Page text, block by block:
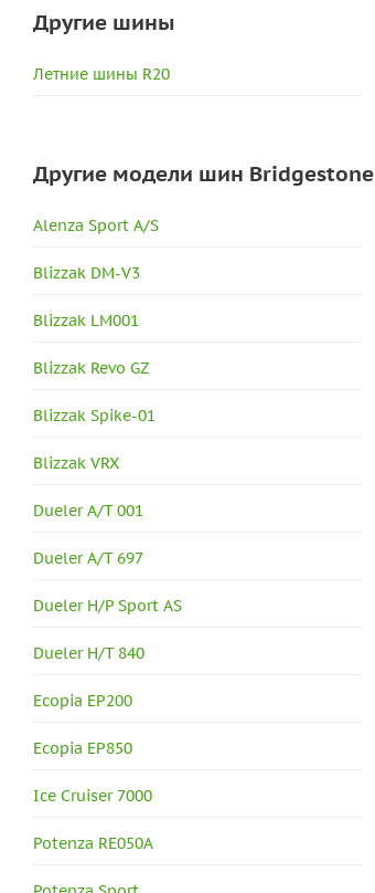
Другие шины
Летние шины R20
Другие модели шин Bridgestone
Alenza Sport A/S
Blizzak DM-V3
Blizzak LM001
Blizzak Revo GZ
Blizzak Spike-01
Blizzak VRX
Dueler A/T 001
Dueler A/T 697
Dueler H/P Sport AS
Dueler H/T 840
Ecopia EP200
Ecopia EP850
Ice Cruiser 7000
Potenza RE050A